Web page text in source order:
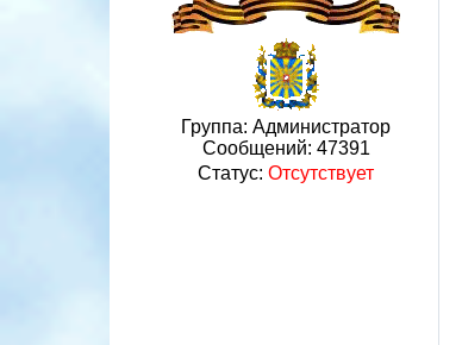
Группа: Администратор
Сообщений: 47391
Статус: Отсутствует